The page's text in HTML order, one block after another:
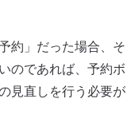
約」だった場合、そ
のであれば、予約ボ
見直しを行う必要が